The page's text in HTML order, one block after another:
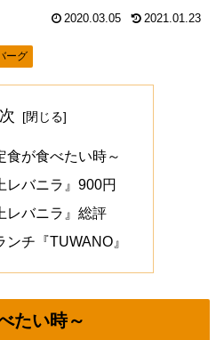
2020.03.05 2021.01.23
ーグ
食が食べたい時～
レバニラ』900円
レバニラ』総評
ンチ『TUWANO』
たい時～